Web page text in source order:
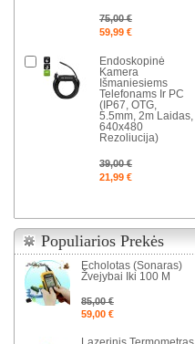
75,00 €
59,99 €
Endoskopinė
Kamera
Išmaniesiems
Telefonams Ir PC
(IP67, OTG,
5.5mm, 2m Laidas,
640x480
Rezoliucija)
39,00 €
21,99 €
Populiarios Prekės
Echolotas (Sonaras)
Žvejybai Iki 100 M
85,00 €
59,00 €